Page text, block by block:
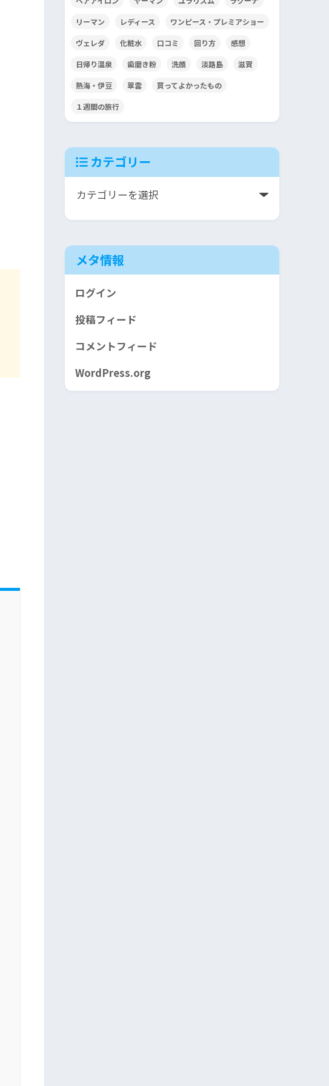
リーマン レディース ワンピース・プレミアショー
ヴェレダ 化粧水 口コミ 回り方 感想
日帰り温泉 歯磨き粉 洗顔 淡路島 滋賀
熱海・伊豆 翠雲 買ってよかったもの
１週間の旅行
カテゴリー
メタ情報
ログイン
投稿フィード
コメントフィード
WordPress.org